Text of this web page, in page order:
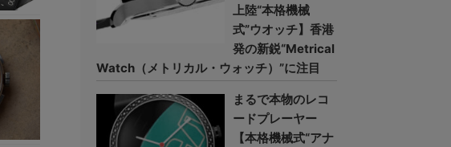
上陸“本格機械
式”ウオッチ】香港
発の新鋭“Metrical
Watch（メトリカル・ウォッチ）”に注目
まるで本物のレコ
ードプレーヤー
【本格機械式“アナ